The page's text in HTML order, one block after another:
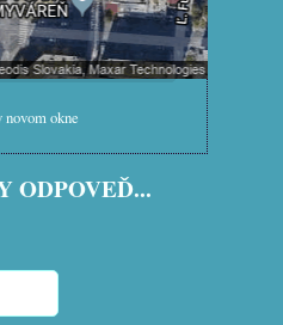
- súhlas s
Funkčné
okne
ODPOVEĎ...